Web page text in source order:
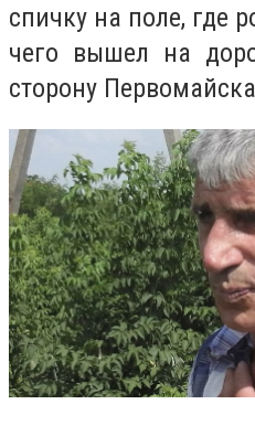
спичку на поле, где
чего вышел на
сторону